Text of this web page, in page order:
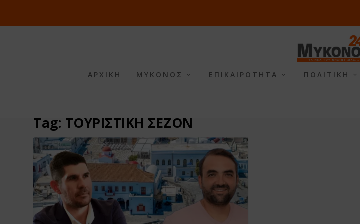
ΑΡΧΙΚΗ ΜΥΚΟΝΟΣ ΕΠΙΚΑΙΡΟΤΗΤΑ ΠΟΛΙΤΙΚΗ
Tag: ΤΟΥΡΙΣΤΙΚΗ ΣΕΖΟΝ